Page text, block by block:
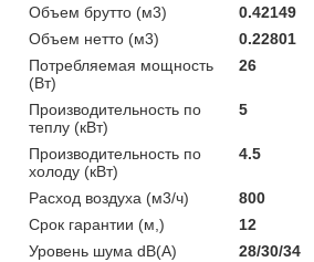
Объем брутто (м3)
0.42149
Объем нетто (м3)
0.22801
Потребляемая мощность
(Вт)
26
Производительность по
теплу (кВт)
5
Производительность по
холоду (кВт)
4.5
Расход воздуха (м3/ч)
800
Срок гарантии (м,)
12
Уровень шума dB(A)
28/30/34